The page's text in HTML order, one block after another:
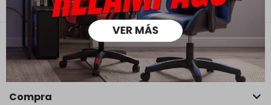
Contacto
Empresa
Compra